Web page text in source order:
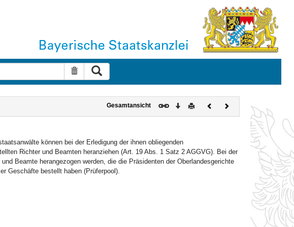
Suche zurücksetzen
Gesamtansicht Download
DruckenVorherigesNächstes
Dokument
können bei der Erledigung der ihnen obliegenden
Richter und Beamten heranziehen (Art. 19 Abs. 1 Satz 2 AGGVG). Bei der
Beamte herangezogen werden, die die Präsidenten der Oberlandesgerichte
Geschäfte bestellt haben (Prüferpool).